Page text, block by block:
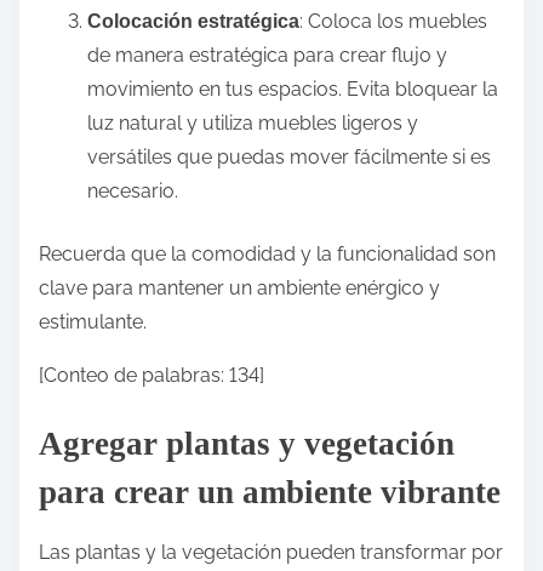
Colocación estratégica: Coloca los muebles
de manera estratégica para crear flujo y
movimiento en tus espacios. Evita bloquear la
luz natural y utiliza muebles ligeros y
versátiles que puedas mover fácilmente si es
necesario.
Recuerda que la comodidad y la funcionalidad son
clave para mantener un ambiente enérgico y
estimulante.
[Conteo de palabras: 134]
Agregar plantas y vegetación
para crear un ambiente vibrante
Las plantas y la vegetación pueden transformar por